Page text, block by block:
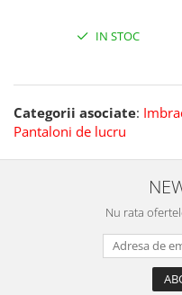
IN STOC
Categorii asociate:
Pantaloni de lucru
Nu rata